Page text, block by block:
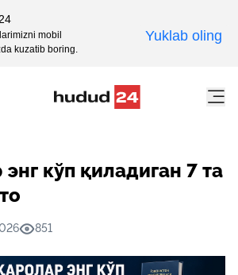
кўп қиладиган 7 та
851
mobil
kuzatib boring.
Yuklab oling